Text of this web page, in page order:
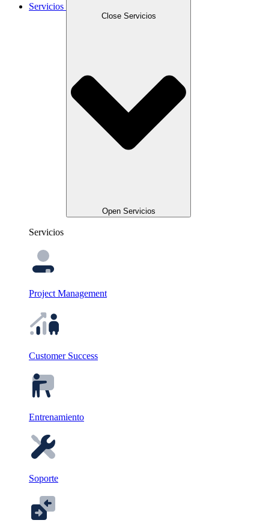
Servicios
Close Servicios
Open Servicios
Servicios
Project Management
Customer Success
Entrenamiento
Soporte